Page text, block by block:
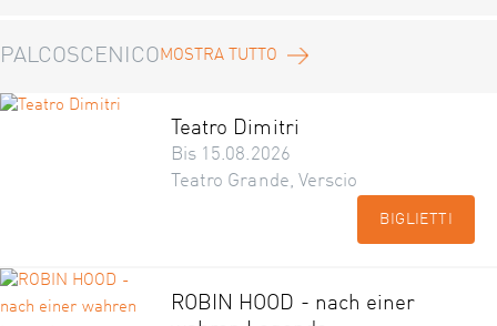
PALCOSCENICOMOSTRA TUTTO
Teatro Dimitri
Bis 15.08.2026
Teatro Grande, Verscio
BIGLIETTI
ROBIN HOOD - nach einer